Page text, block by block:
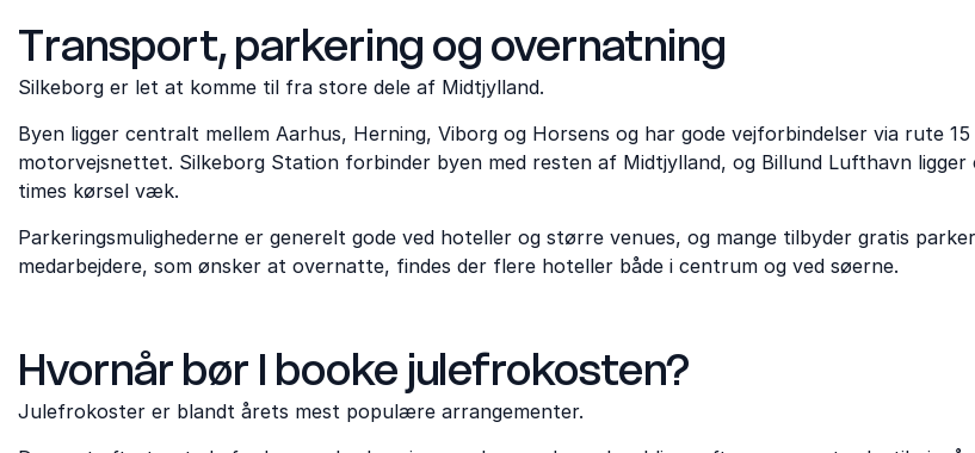
Transport, parkering og overnatning
Silkeborg er let at komme til fra store dele af Midtjylland.
Byen ligger centralt mellem Aarhus, Herning, Viborg og Horsens og har gode vejforbindelser via rute 15
motorvejsnettet. Silkeborg Station forbinder byen med resten af Midtjylland, og Billund Lufthavn ligger
times kørsel væk.
Parkeringsmulighederne er generelt gode ved hoteller og større venues, og mange tilbyder gratis
medarbejdere, som ønsker at overnatte, findes der flere hoteller både i centrum og ved søerne.
Hvornår bør I booke julefrokosten?
Julefrokoster er blandt årets mest populære arrangementer.